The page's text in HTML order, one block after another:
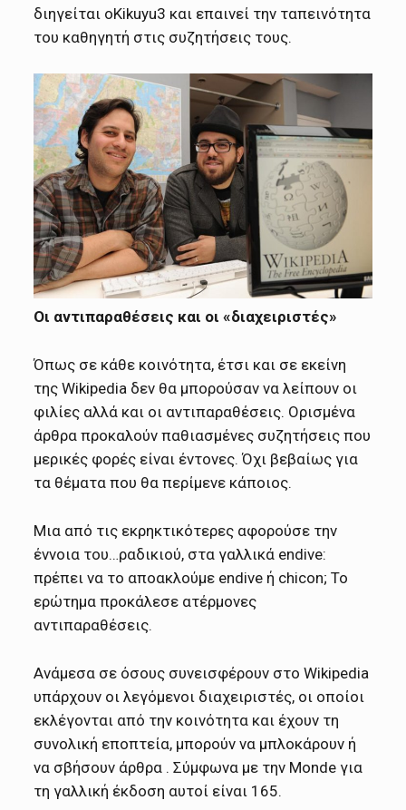
διηγείται οKikuyu3 και επαινεί την ταπεινότητα
του καθηγητή στις συζητήσεις τους.
Οι αντιπαραθέσεις και οι «διαχειριστές»
Όπως σε κάθε κοινότητα, έτσι και σε εκείνη
της Wikipedia δεν θα μπορούσαν να λείπουν οι
φιλίες αλλά και οι αντιπαραθέσεις. Ορισμένα
άρθρα προκαλούν παθιασμένες συζητήσεις που
μερικές φορές είναι έντονες. Όχι βεβαίως για
τα θέματα που θα περίμενε κάποιος.
Μια από τις εκρηκτικότερες αφορούσε την
έννοια του…ραδικιού, στα γαλλικά endive:
πρέπει να το αποακλούμε endive ή chicon; Το
ερώτημα προκάλεσε ατέρμονες
αντιπαραθέσεις.
Ανάμεσα σε όσους συνεισφέρουν στο Wikipedia
υπάρχουν οι λεγόμενοι διαχειριστές, οι οποίοι
εκλέγονται από την κοινότητα και έχουν τη
συνολική εποπτεία, μπορούν να μπλοκάρουν ή
να σβήσουν άρθρα . Σύμφωνα με την Monde για
τη γαλλική έκδοση αυτοί είναι 165.